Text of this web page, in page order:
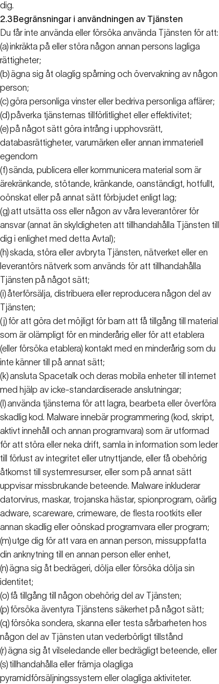
dig.
2.3 Begränsningar i användningen av Tjänsten
Du får inte använda eller försöka använda Tjänsten för att:
(a)inkräkta på eller störa någon annan persons lagliga
rättigheter;
(b)ägna sig åt olaglig spårning och övervakning av någon
person;
(c)göra personliga vinster eller bedriva personliga affärer;
(d)påverka tjänsternas tillförlitlighet eller effektivitet;
(e)på något sätt göra intrång i upphovsrätt,
databasrättigheter, varumärken eller annan immateriell
egendom
(f)sända, publicera eller kommunicera material som är
ärekränkande, stötande, kränkande, oanständigt, hotfullt,
oönskat eller på annat sätt förbjudet enligt lag;
(g)att utsätta oss eller någon av våra leverantörer för
ansvar (annat än skyldigheten att tillhandahålla Tjänsten till
dig i enlighet med detta Avtal);
(h)skada, störa eller avbryta Tjänsten, nätverket eller en
leverantörs nätverk som används för att tillhandahålla
Tjänsten på något sätt;
(i)återförsälja, distribuera eller reproducera någon del av
Tjänsten;
(j) för att göra det möjligt för barn att få tillgång till material
som är olämpligt för en minderårig eller för att etablera
(eller försöka etablera) kontakt med en minderårig som du
inte känner till på annat sätt;
(k)ansluta Spacetalk och deras mobila enheter till internet
med hjälp av icke-standardiserade anslutningar;
(l)använda tjänsterna för att lagra, bearbeta eller överföra
skadlig kod. Malware innebär programmering (kod, skript,
aktivt innehåll och annan programvara) som är utformad
för att störa eller neka drift, samla in information som leder
till förlust av integritet eller utnyttjande, eller få obehörig
åtkomst till systemresurser, eller som på annat sätt
uppvisar missbrukande beteende. Malware inkluderar
datorvirus, maskar, trojanska hästar, spionprogram, oärlig
adware, scareware, crimeware, de flesta rootkits eller
annan skadlig eller oönskad programvara eller program;
(m)utge dig för att vara en annan person, missuppfatta
din anknytning till en annan person eller enhet,
(n)ägna sig åt bedrägeri, dölja eller försöka dölja sin
identitet;
(o) få tillgång till någon obehörig del av Tjänsten;
(p) försöka äventyra Tjänstens säkerhet på något sätt;
(q) försöka sondera, skanna eller testa sårbarheten hos
någon del av Tjänsten utan vederbörligt tillstånd
(r)ägna sig åt vilseledande eller bedrägligt beteende, eller
(s) tillhandahålla eller främja olagliga
pyramidförsäljningssystem eller olagliga aktiviteter.